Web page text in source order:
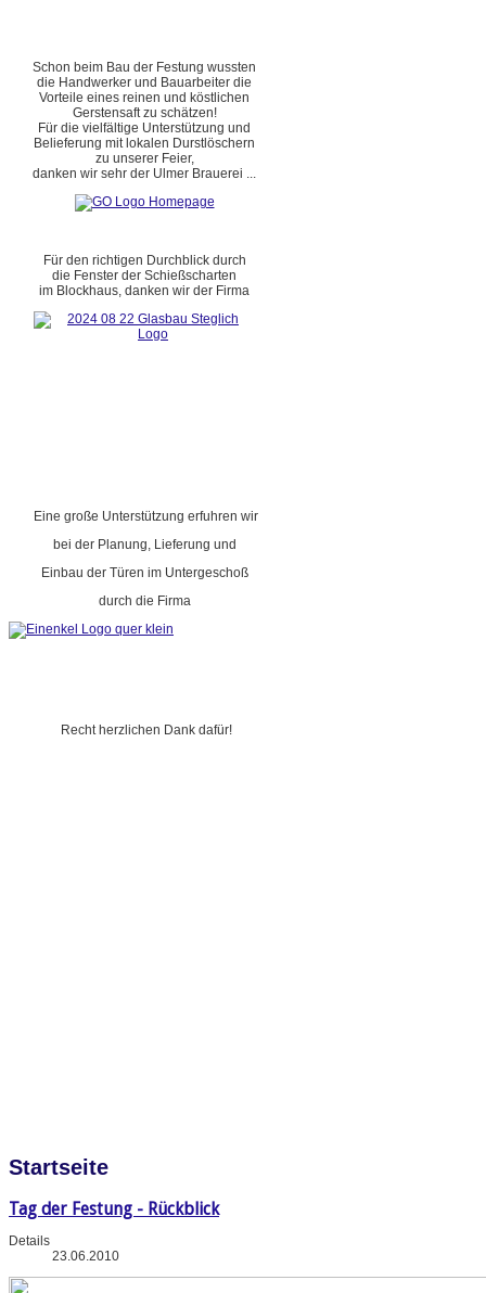
Schon beim Bau der Festung wussten
die Handwerker und Bauarbeiter die
Vorteile eines reinen und köstlichen
Gerstensaft zu schätzen!
Für die vielfältige Unterstützung und
Belieferung mit lokalen Durstlöschern
zu unserer Feier,
danken wir sehr der Ulmer Brauerei ...
Für den richtigen Durchblick durch
die Fenster der Schießscharten
im Blockhaus, danken wir der Firma
Eine große Unterstützung erfuhren wir
bei der Planung, Lieferung und
Einbau der Türen im Untergeschoß
durch die Firma
Recht herzlichen Dank dafür!
Startseite
Tag der Festung - Rückblick
Details
23.06.2010